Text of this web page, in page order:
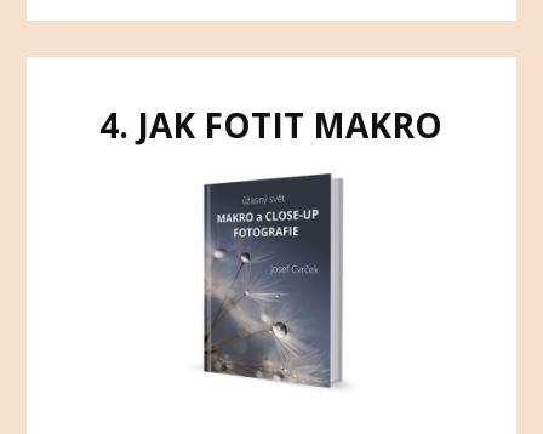
4. JAK FOTIT MAKRO